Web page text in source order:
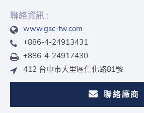
聯絡資訊 :
www.gsc-tw.com
+886-4-24913431
+886-4-24917430
412 台中市大里區仁化路81號
聯絡廠商